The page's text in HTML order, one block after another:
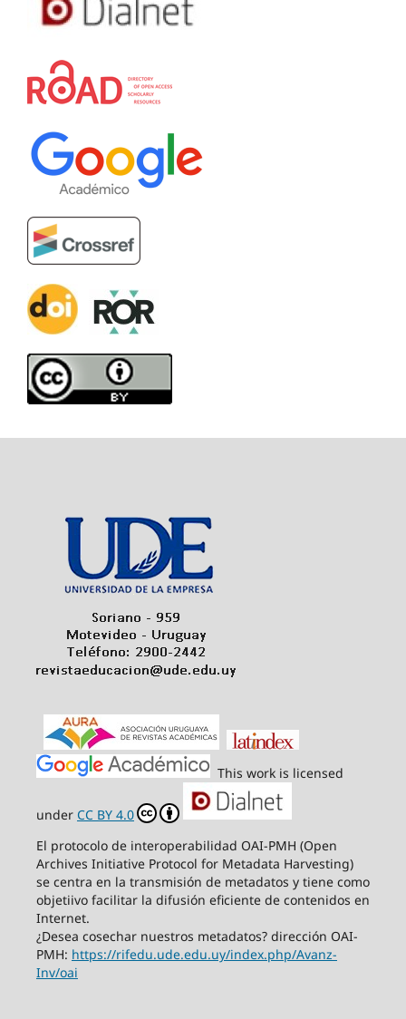
This work is licensed
under CC BY 4.0
El protocolo de interoperabilidad OAI-PMH (Open
Archives Initiative Protocol for Metadata Harvesting)
se centra en la transmisión de metadatos y tiene como
objetiivo facilitar la difusión eficiente de contenidos en
Internet.
¿Desea cosechar nuestros metadatos? dirección OAI-
PMH: https://rifedu.ude.edu.uy/index.php/Avanz-
Inv/oai